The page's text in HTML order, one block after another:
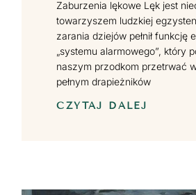
Zaburzenia lękowe Lęk jest
towarzyszem ludzkiej
zarania dziejów pełnił funkcję
„systemu alarmowego”, który
naszym przodkom przetrwać
pełnym drapieżników
CZYTAJ DALEJ